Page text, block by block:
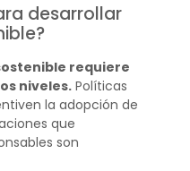
desarrollar
requiere
niveles.Políticas
la adopción de
que
son